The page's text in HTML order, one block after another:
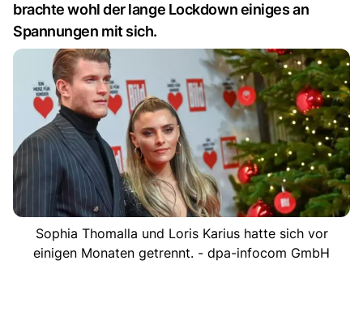
brachte wohl der lange Lockdown einiges an
Spannungen mit sich.
Sophia Thomalla und Loris Karius hatte sich vor
einigen Monaten getrennt. - dpa-infocom GmbH